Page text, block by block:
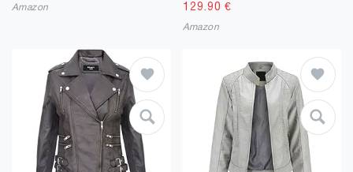
Amazon
129.90 €
Amazon